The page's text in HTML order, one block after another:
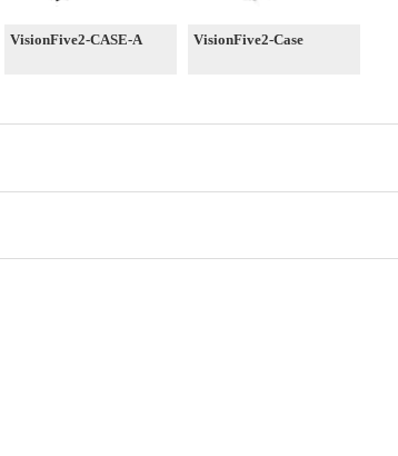
VisionFive2-CASE-A VisionFive2-Case